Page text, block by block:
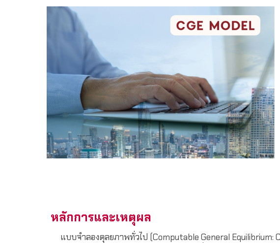
หลักการและเหตุผล
แบบจำลองดุลยภาพทั่วไป (Computable General Equilibrium: